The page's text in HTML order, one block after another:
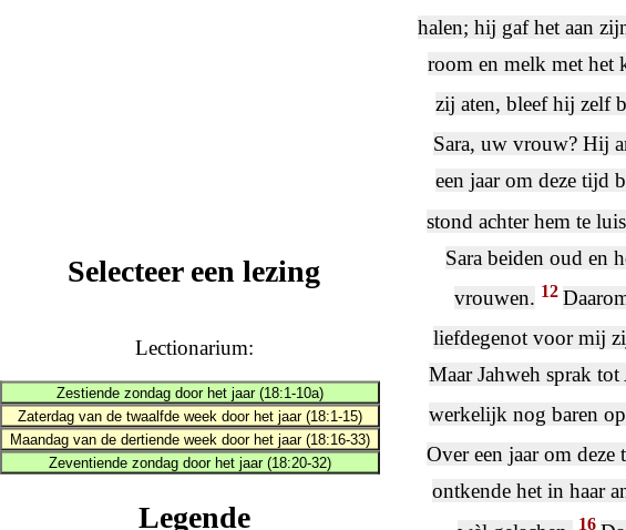
Selecteer een lezing
Lectionarium:
Zestiende zondag door het jaar (18:1-10a)
Zaterdag van de twaalfde week door het jaar (18:1-15)
Maandag van de dertiende week door het jaar (18:16-33)
Zeventiende zondag door het jaar (18:20-32)
Legende
halen; hij gaf het aan
room en melk met het
zij aten, bleef hij zelf
Sara, uw vrouw? Hij
een jaar om deze tijd
stond achter hem te
Sara beiden oud en
vrouwen. 12
liefdegenot voor mij
Maar Jahweh sprak
werkelijk nog baren
Over een jaar om
ontkende het in haar
16